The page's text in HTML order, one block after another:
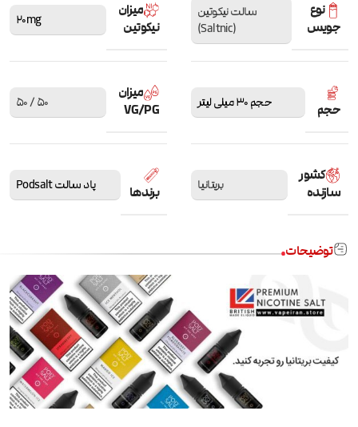
نوع
جویس
سالت نیکوتین
(Saltnic)
میزان
نیکوتین
20mg
حجم حجم 30 میلی لیتر
میزان
VG/PG
50 / 50
کشور
سازنده
بریتانیا برندها پاد سالت Podsalt
توضیحات